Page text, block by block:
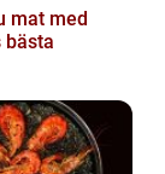
mat med
bästa